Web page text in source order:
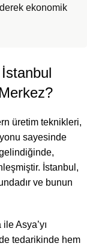
ekonomik
üretim teknikleri,
sayesinde
İstanbul,
ve bunun
Asya’yı
tedarikinde hem